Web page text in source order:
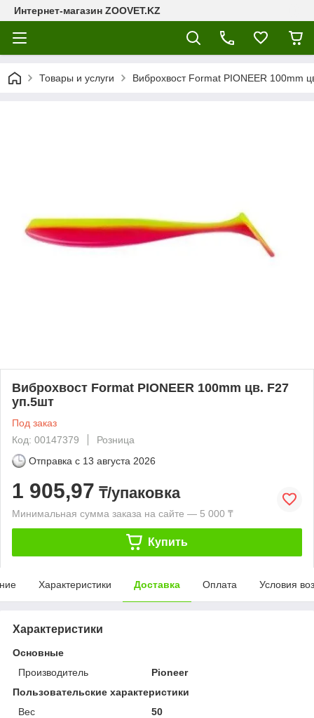
Интернет-магазин ZOOVET.KZ
Товары и услуги Виброхвост Format PIONEER 100mm
Виброхвост Format PIONEER 100mm цв. F27
уп.5шт
Под заказ
Код: 00147379
Розница
Отправка с 13 августа 2026
1 905,97 ₸/упаковка
Минимальная сумма заказа на сайте — 5 000 ₸
Купить
Характеристики Доставка Оплата Условия
Характеристики
Основные
Производитель
Pioneer
Пользовательские характеристики
Вес
50